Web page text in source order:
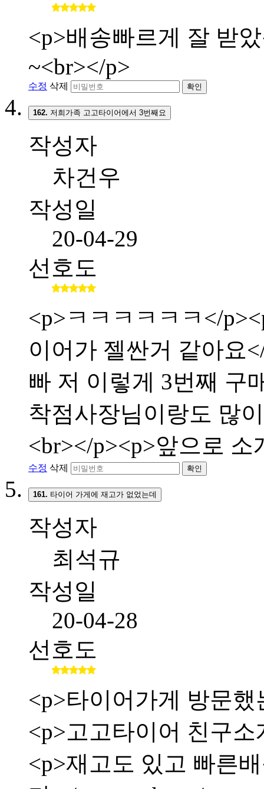
<p>배송빠르게 잘 받
~<br></p>
수정 삭제 확인
162. 저희가족 고고타이어에서 3번째요
작성자
차건우
작성일
20-04-29
선호도
<p>ㅋㅋㅋㅋㅋㅋ</
이어가 젤싼거 같아요
빠 저 이렇게 3번째 구
착점사장님이랑도 많
<br></p><p>앞으로
수정 삭제 확인
161. 타이어 가게에 재고가 없었는데
작성자
최석규
작성일
20-04-28
선호도
<p>타이어가게 방문
<p>고고타이어 친구
<p>재고도 있고 빠른